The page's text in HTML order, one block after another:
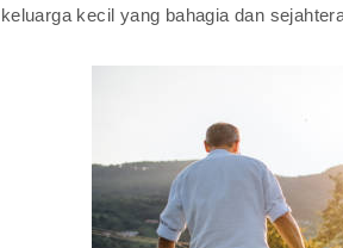
keluarga kecil yang bahagia dan